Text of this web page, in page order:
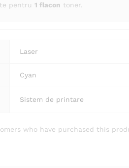
pentru 1 flacon toner.
Laser
Cyan
Sistem de printare
who have purchased this